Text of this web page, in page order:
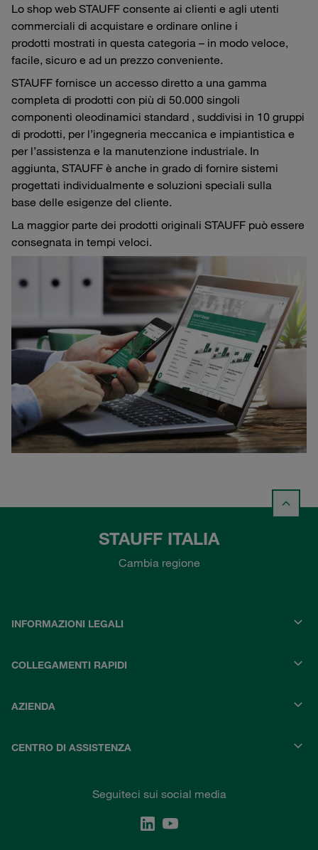
Lo shop web STAUFF consente ai clienti e agli utenti
commerciali di acquistare e ordinare online i
prodotti mostrati in questa categoria – in modo veloce,
facile, sicuro e ad un prezzo conveniente.
STAUFF fornisce un accesso diretto a una gamma
completa di prodotti con più di 50.000 singoli
componenti oleodinamici standard , suddivisi in 10 gruppi
di prodotti, per l’ingegneria meccanica e impiantistica e
per l’assistenza e la manutenzione industriale. In
aggiunta, STAUFF è anche in grado di fornire sistemi
progettati individualmente e soluzioni speciali sulla
base delle esigenze del cliente.
La maggior parte dei prodotti originali STAUFF può essere
consegnata in tempi veloci.
STAUFF ITALIA
Cambia regione
INFORMAZIONI LEGALI
COLLEGAMENTI RAPIDI
AZIENDA
CENTRO DI ASSISTENZA
Seguiteci sui social media